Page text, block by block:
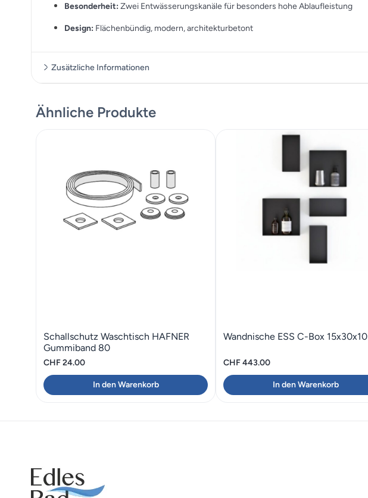
Besonderheit: Zwei Entwässerungskanäle für besonders hohe Ablaufleistung
Design: Flächenbündig, modern, architekturbetont
Zusätzliche Informationen
Zusätzliche Informationen
Ähnliche Produkte
Schallschutz Waschtisch HAFNER
Gummiband 80
CHF24.00
In den Warenkorb
Wandnische ESS C-Box 15x30x10
CHF443.00
In den Warenkorb